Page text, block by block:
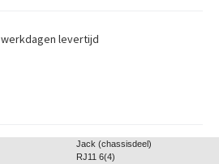
levertijd
Jack (chassisdeel)
RJ11 6(4)